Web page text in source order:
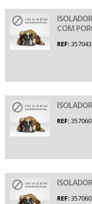
COM
REF:
REF:
REF: